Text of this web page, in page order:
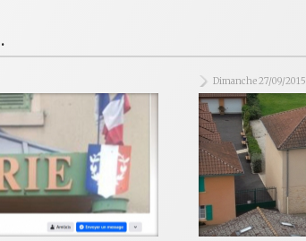
Dimanche 27/09/2015